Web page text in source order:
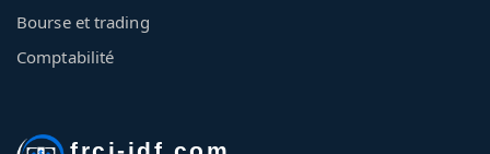
Bourse et trading
Comptabilité